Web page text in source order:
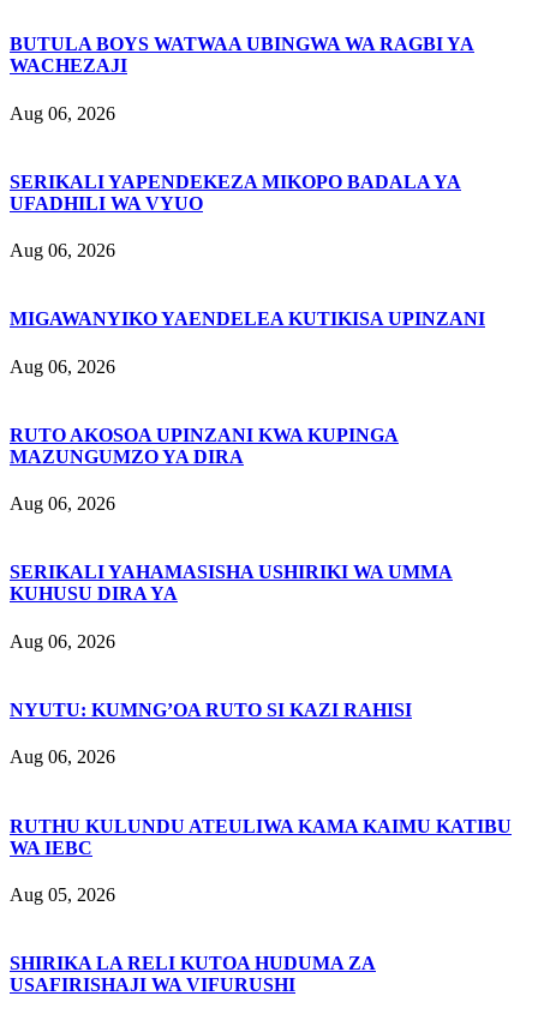
BUTULA BOYS WATWAA UBINGWA WA RAGBI YA
WACHEZAJI
Aug 06, 2026
SERIKALI YAPENDEKEZA MIKOPO BADALA YA
UFADHILI WA VYUO
Aug 06, 2026
MIGAWANYIKO YAENDELEA KUTIKISA UPINZANI
Aug 06, 2026
RUTO AKOSOA UPINZANI KWA KUPINGA
MAZUNGUMZO YA DIRA
Aug 06, 2026
SERIKALI YAHAMASISHA USHIRIKI WA UMMA
KUHUSU DIRA YA
Aug 06, 2026
NYUTU: KUMNG’OA RUTO SI KAZI RAHISI
Aug 06, 2026
RUTHU KULUNDU ATEULIWA KAMA KAIMU KATIBU
WA IEBC
Aug 05, 2026
SHIRIKA LA RELI KUTOA HUDUMA ZA
USAFIRISHAJI WA VIFURUSHI